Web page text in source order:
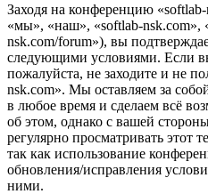
Заходя на конференцию
«мы», «наш», «softlab-nsk.com»,
nsk.com/forum»), вы
следующими условиями. Если
пожалуйста, не заходите и не
nsk.com». Мы оставляем за
в любое время и сделаем всё
об этом, однако с вашей
регулярно просматривать этот
так как использование
обновления/исправления
ними.